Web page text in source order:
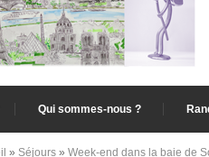
Qui sommes-nous ?
» Séjours » Week-end dans la baie de